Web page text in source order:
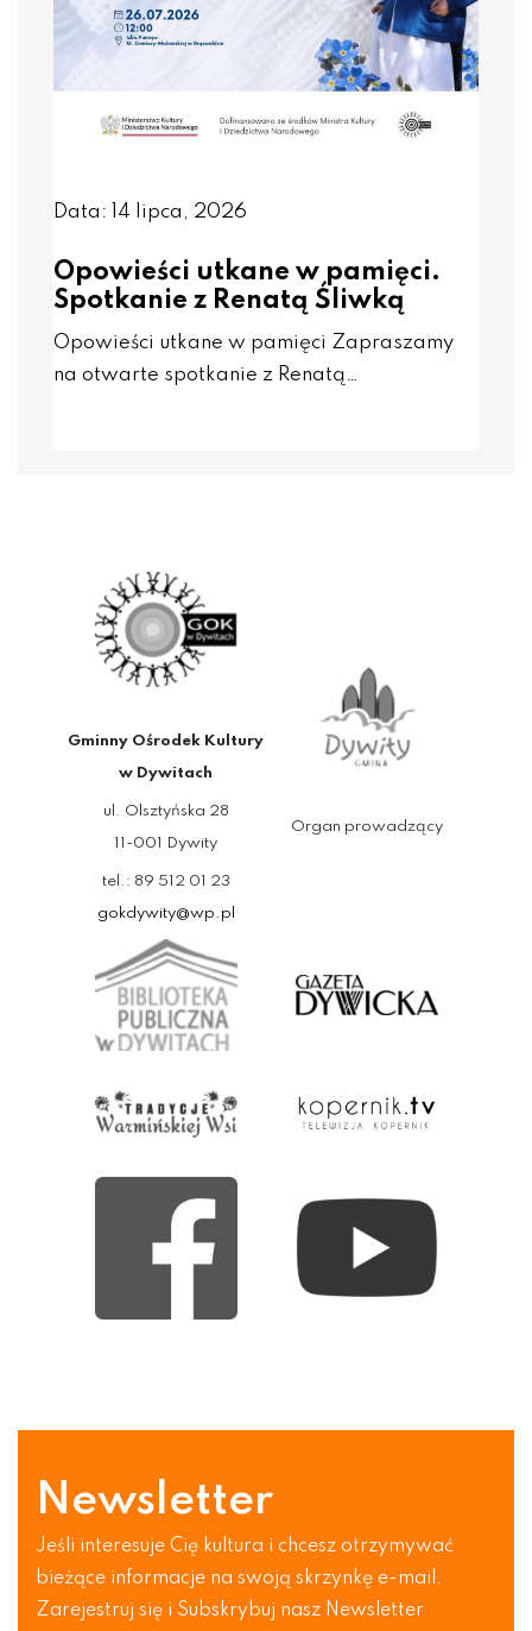
Data: 14 lipca, 2026
Opowieści utkane w pamięci.
Spotkanie z Renatą Śliwką
Opowieści utkane w pamięci Zapraszamy
na otwarte spotkanie z Renatą…
Gminny Ośrodek Kultury
w Dywitach
ul. Olsztyńska 28
11-001 Dywity
tel.: 89 512 01 23
gokdywity@wp.pl
Organ prowadzący
Newsletter
Jeśli interesuje Cię kultura i chcesz otrzymywać
bieżące informacje na swoją skrzynkę e-mail.
Zarejestruj się i Subskrybuj nasz Newsletter